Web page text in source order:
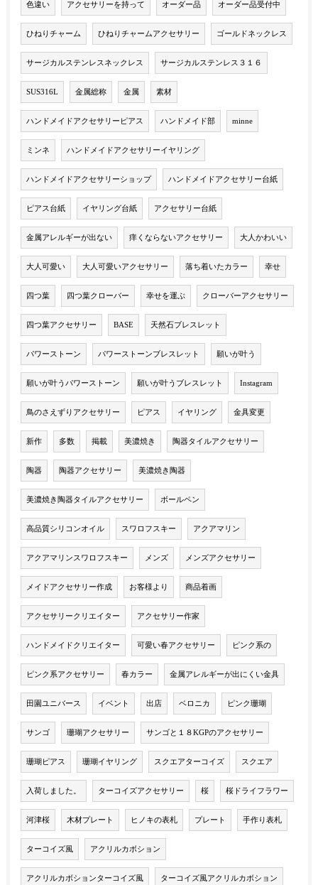
色違い アクセサリーを持って オーダー品 オーダー品受付中
ひねりチャーム ひねりチャームアクセサリー ゴールドネックレス
サージカルステンレスネックレス サージカルステンレス３１６
SUS316L 金属総称 金属 素材
ハンドメイドアクセサリーピアス ハンドメイド部 minne
ミンネ ハンドメイドアクセサリーイヤリング
ハンドメイドアクセサリーショップ ハンドメイドアクセサリー台紙
ピアス台紙 イヤリング台紙 アクセサリー台紙
金属アレルギーが出ない 痒くならないアクセサリー 大人かわいい
大人可愛い 大人可愛いアクセサリー 落ち着いたカラー 幸せ
四つ葉 四つ葉クローバー 幸せを運ぶ クローバーアクセサリー
四つ葉アクセサリー BASE 天然石ブレスレット
パワーストーン パワーストーンブレスレット 願いが叶う
願いが叶うパワーストーン 願いが叶うブレスレット Instagram
鳥のさえずりアクセサリー ピアス イヤリング 金具変更
新作 多数 掲載 美濃焼き 陶器タイルアクセサリー
陶器 陶器アクセサリー 美濃焼き陶器
美濃焼き陶器タイルアクセサリー ボールペン
高品質シリコンオイル スワロフスキー アクアマリン
アクアマリンスワロフスキー メンズ メンズアクセサリー
メイドアクセサリー作成 お客様より 商品着画
アクセサリークリエイター アクセサリー作家
ハンドメイドクリエイター 可愛い春アクセサリー ピンク系の
ピンク系アクセサリー 春カラー 金属アレルギーが出にくい金具
田園ユニバース イベント 出店 ベロニカ ピンク珊瑚
サンゴ 珊瑚アクセサリー サンゴと１８KGPのアクセサリー
珊瑚ピアス 珊瑚イヤリング スクエアターコイズ スクエア
入荷しました。 ターコイズアクセサリー 桜 桜ドライフラワー
河津桜 木材プレート ヒノキの表札 プレート 手作り表札
ターコイズ風 アクリルカボション
アクリルカボションターコイズ風 ターコイズ風アクリルカボション